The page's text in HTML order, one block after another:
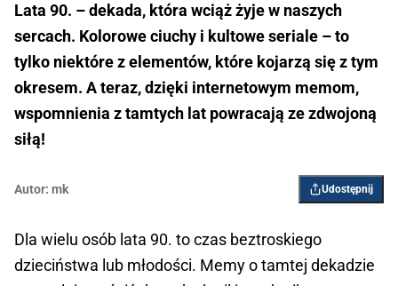
Lata 90. – dekada, która wciąż żyje w naszych
sercach. Kolorowe ciuchy i kultowe seriale – to
tylko niektóre z elementów, które kojarzą się z tym
okresem. A teraz, dzięki internetowym memom,
wspomnienia z tamtych lat powracają ze zdwojoną
siłą!
Autor: mk Udostępnij
Dla wielu osób lata 90. to czas beztroskiego
dzieciństwa lub młodości. Memy o tamtej dekadzie